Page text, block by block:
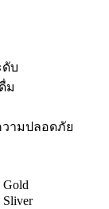
บ
ม
ามปลอดภัย
Gold
Sliver